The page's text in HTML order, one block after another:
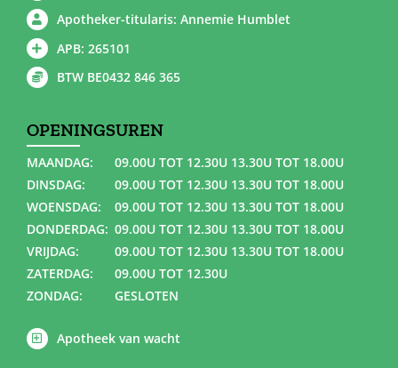
Apotheker-titularis: Annemie Humblet
APB: 265101
BTW BE0432 846 365
OPENINGSUREN
MAANDAG:
09.00U TOT 12.30U 13.30U TOT 18.00U
DINSDAG:
09.00U TOT 12.30U 13.30U TOT 18.00U
WOENSDAG:
09.00U TOT 12.30U 13.30U TOT 18.00U
DONDERDAG: 09.00U TOT 12.30U 13.30U TOT 18.00U
VRIJDAG:
09.00U TOT 12.30U 13.30U TOT 18.00U
ZATERDAG:
09.00U TOT 12.30U
ZONDAG:
GESLOTEN
Apotheek van wacht